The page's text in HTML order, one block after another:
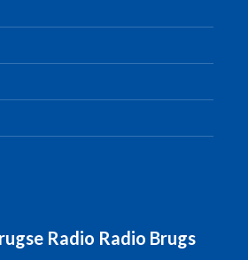
Radio Radio Brugs